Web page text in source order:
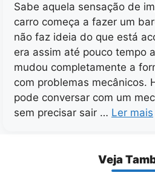
Sabe aquela sensação de
carro começa a fazer um
não faz ideia do que está
era assim até pouco tempo
mudou completamente a
com problemas mecânicos.
pode conversar com um
sem precisar sair … Ler mais
Veja